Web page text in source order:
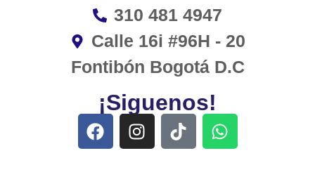
310 481 4947
Calle 16i #96H - 20
Fontibón Bogotá D.C
¡Siguenos!